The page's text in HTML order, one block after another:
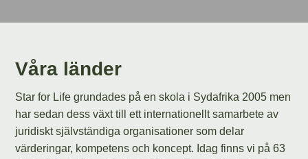
Våra länder
Star for Life grundades på en skola i Sydafrika 2005 men
har sedan dess växt till ett internationellt samarbete av
juridiskt självständiga organisationer som delar
värderingar, kompetens och koncept. Idag finns vi på 63